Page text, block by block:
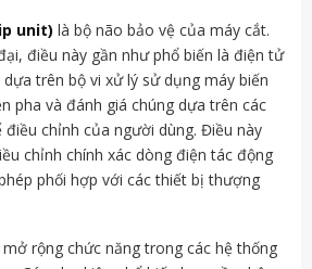
unit) là bộ não bảo vệ của máy cắt.
điều này gần như phổ biến là điện tử
trên bộ vi xử lý sử dụng máy biến
pha và đánh giá chúng dựa trên các
chỉnh của người dùng. Điều này
chỉnh chính xác dòng điện tác động
phối hợp với các thiết bị thượng
mở rộng chức năng trong các hệ thống